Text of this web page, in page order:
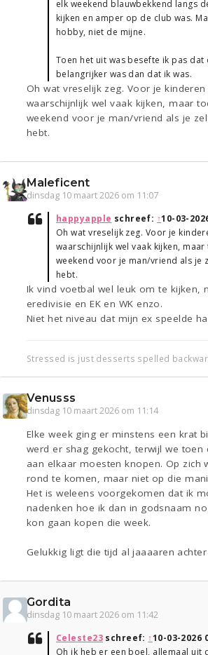
elk weekend blauwbekkend langs
kijken en amper op de club was.
hobby, niet de mijne.
Toen het uit was besefte ik pas dat
belangrijker was dan dat ik was.
Oh wat vreselijk zeg. Voor je kinderen
waarschijnlijk wel vaak kijken, maar
weekend voor je man/vriend als je
hebt.
Maleficent
dinsdag 10 maart 2026 om 11:07
happyapple schreef: ↑10-03-
Oh wat vreselijk zeg. Voor je
waarschijnlijk wel vaak kijken,
weekend voor je man/vriend als je
hebt.
Ik vind voetbal wel leuk om te kijken,
eredivisie en EK en WK enzo.
Niet het niveau dat mijn ex speelde
Stressed is just desserts spelled
Venusss
dinsdag 10 maart 2026 om 11:14
Elke week ging er minstens een krat
werd er shag gekocht, terwijl we toen
aan elkaar moesten knopen. Op zich
rond te komen, maar niet op die
Het is weleens voorgekomen dat ik
nadenken hoe ik dan in godsnaam
kon gaan kopen die week.
Gelukkig ligt die tijd al jaaaaren achter
Gordita
dinsdag 10 maart 2026 om 11:42
Celeste23schreef: ↑10-03-2026
Oh ik heb er een boel, allemaal uit